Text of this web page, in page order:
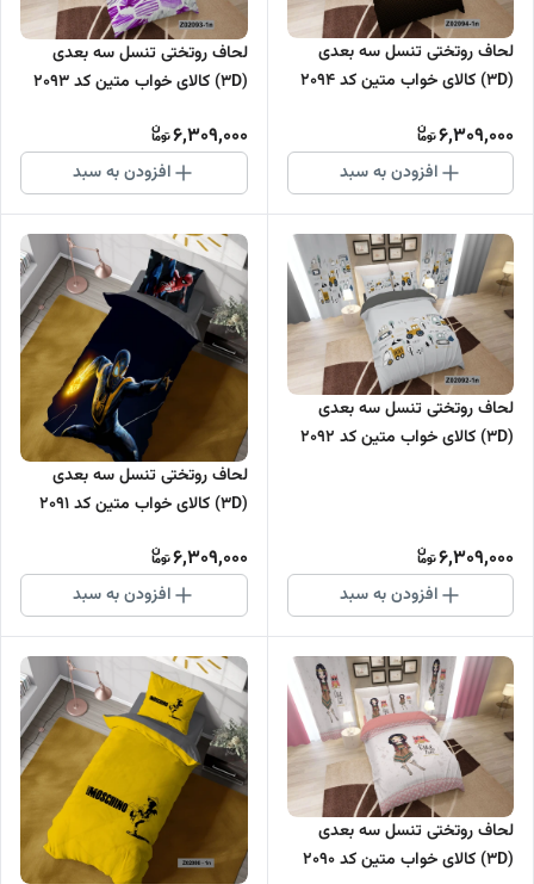
لحاف روتختی تنسل سه بعدی
(3D) کالای خواب متین کد 2094
6,309,000
افزودن به سبد
لحاف روتختی تنسل سه بعدی
(3D) کالای خواب متین کد 2093
6,309,000
افزودن به سبد
لحاف روتختی تنسل سه بعدی
(3D) کالای خواب متین کد 2092
6,309,000
افزودن به سبد
لحاف روتختی تنسل سه بعدی
(3D) کالای خواب متین کد 2091
6,309,000
افزودن به سبد
لحاف روتختی تنسل سه بعدی
(3D) کالای خواب متین کد 2090